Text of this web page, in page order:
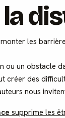
les
ou un obstacle
créer des
nous
supprime les